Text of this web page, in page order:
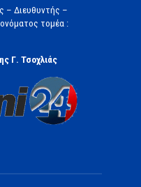
– Διευθυντής –
τομέα :
Γ. Τσοχλιάς